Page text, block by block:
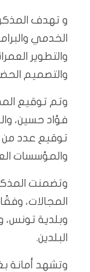
و تهدف
الخدمي
والتطوير
والتصميم
وتم توقيع
فؤاد حسين،
توقيع عدد من
والمؤسسات
وتضمنت
المجالات،
وبلدية تونس،
البلدين.
وتشهد أمانة